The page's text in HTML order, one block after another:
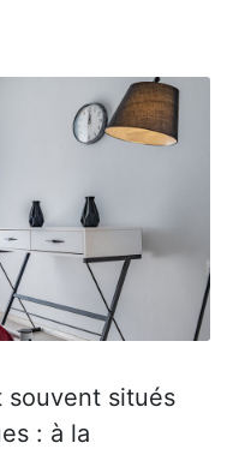
souvent situés
: à la